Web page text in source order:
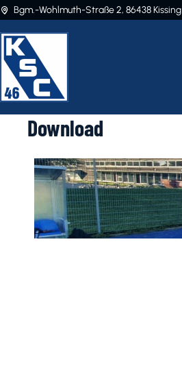
Bgm.-Wohlmuth-Straße 2, 86438 Kissing
Download